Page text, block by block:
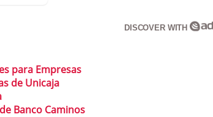
DISCOVER WITH
para Empresas
de Unicaja
Banco Caminos